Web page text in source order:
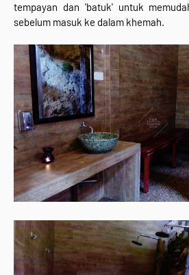
tempayan dan 'batuk' untuk
sebelum masuk ke dalam khemah.